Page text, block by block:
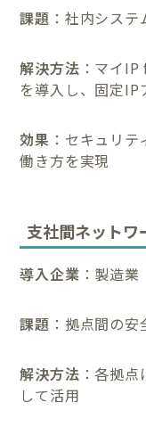
課題 ：社内シス
解決方法 ：マイ
を導入し、固定IP
効果 ：セキュリ
働き方を実現
支社間ネットワ
導入企業 ：製造
課題 ：拠点間の
解決方法 ：各拠
して活用